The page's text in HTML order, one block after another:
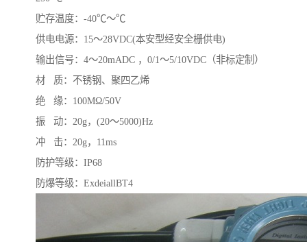
贮存温度：-40℃～℃
供电电源：15～28VDC(本安型经安全栅供电)
输出信号：4～20mADC ，0/1～5/10VDC（非标定制）
材 质：不锈钢、聚四乙烯
绝 缘：100MΩ/50V
振 动：20g，(20～5000)Hz
冲 击：20g，11ms
防护等级：IP68
防爆等级：ExdeiallBT4